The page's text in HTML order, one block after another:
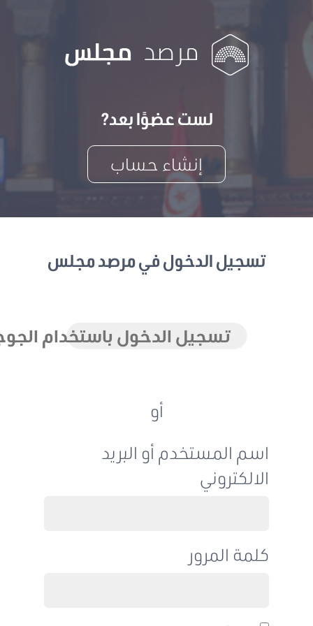
لست عضوًا بعد?
إنشاء حساب
تسجيل الدخول في مرصد مجلس
تسجيل الدخول باستخدام الجوجل
اسم المستخدم أو البريد
الالكتروني
كلمة المرور